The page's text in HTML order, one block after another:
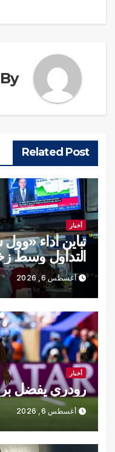
By
Related Post
أخبار
تباين أداء
التداول وسط
أغسطس 6, 2026
أخبار
رودري يفضل
أغسطس 6, 2026